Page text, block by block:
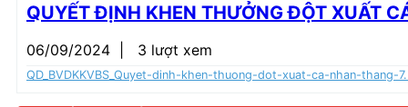
QUYẾT ĐỊNH KHEN THƯỞNG ĐỘT XUẤT
06/09/2024 3 lượt xem
QD_BVDKKVBS_Quyet-dinh-khen-thuong-dot-xuat-ca-nhan-thang-